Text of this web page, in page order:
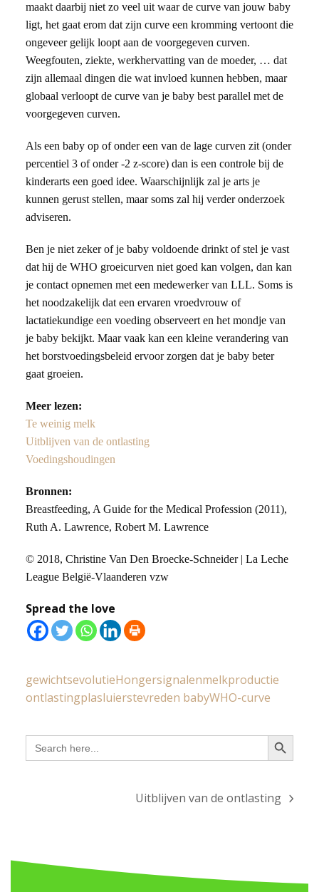
maakt daarbij niet zo veel uit waar de curve van jouw baby
ligt, het gaat erom dat zijn curve een kromming vertoont die
ongeveer gelijk loopt aan de voorgegeven curven.
Weegfouten, ziekte, werkhervatting van de moeder, … dat
zijn allemaal dingen die wat invloed kunnen hebben, maar
globaal verloopt de curve van je baby best parallel met de
voorgegeven curven.
Als een baby op of onder een van de lage curven zit (onder
percentiel 3 of onder -2 z-score) dan is een controle bij de
kinderarts een goed idee. Waarschijnlijk zal je arts je
kunnen gerust stellen, maar soms zal hij verder onderzoek
adviseren.
Ben je niet zeker of je baby voldoende drinkt of stel je vast
dat hij de WHO groeicurven niet goed kan volgen, dan kan
je contact opnemen met een medewerker van LLL. Soms is
het noodzakelijk dat een ervaren vroedvrouw of
lactatiekundige een voeding observeert en het mondje van
je baby bekijkt. Maar vaak kan een kleine verandering van
het borstvoedingsbeleid ervoor zorgen dat je baby beter
gaat groeien.
Meer lezen:
Te weinig melk
Uitblijven van de ontlasting
Voedingshoudingen
Bronnen:
Breastfeeding, A Guide for the Medical Profession (2011),
Ruth A. Lawrence, Robert M. Lawrence
© 2018, Christine Van Den Broecke-Schneider | La Leche
League België-Vlaanderen vzw
Spread the love
gewichtsevolutieHongersignalenmelkproductie
ontlastingplasluierstevreden babyWHO-curve
Search
for:
Search Button
next
Uitblijven van de ontlasting